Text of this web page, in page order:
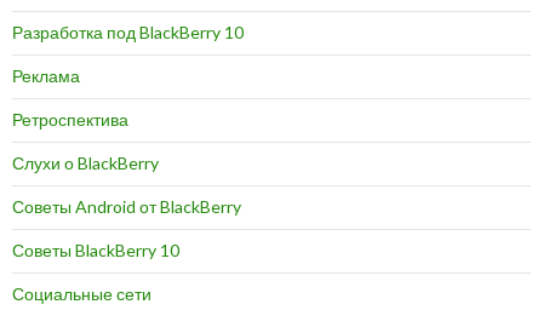
Разработка под BlackBerry 10
Реклама
Ретроспектива
Слухи о BlackBerry
Советы Android от BlackBerry
Советы BlackBerry 10
Социальные сети